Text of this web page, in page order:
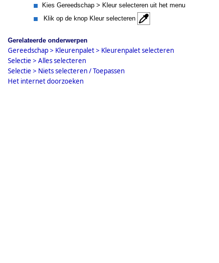
Kies Gereedschap > Kleur selecteren uit het menu
Klik op de knop Kleur selecteren
Gerelateerde onderwerpen
Gereedschap > Kleurenpalet > Kleurenpalet selecteren
Selectie > Alles selecteren
Selectie > Niets selecteren / Toepassen
Het internet doorzoeken